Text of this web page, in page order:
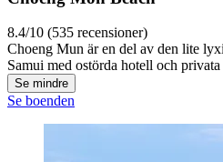
8.4/10 (535 recensioner)
Choeng Mun är en del av den lite
Samui med ostörda hotell och privata
Se mindre
Se boenden